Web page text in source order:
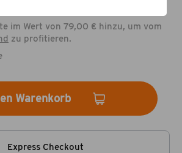
im Wert von 79,00 € hinzu, um vom
zu profitieren.
Warenkorb
Express Checkout